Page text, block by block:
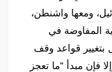
ومعها واشنطن،
المفاوضة في
بتغيير قواعد وقف
فإن مبدأ “ما تعجز